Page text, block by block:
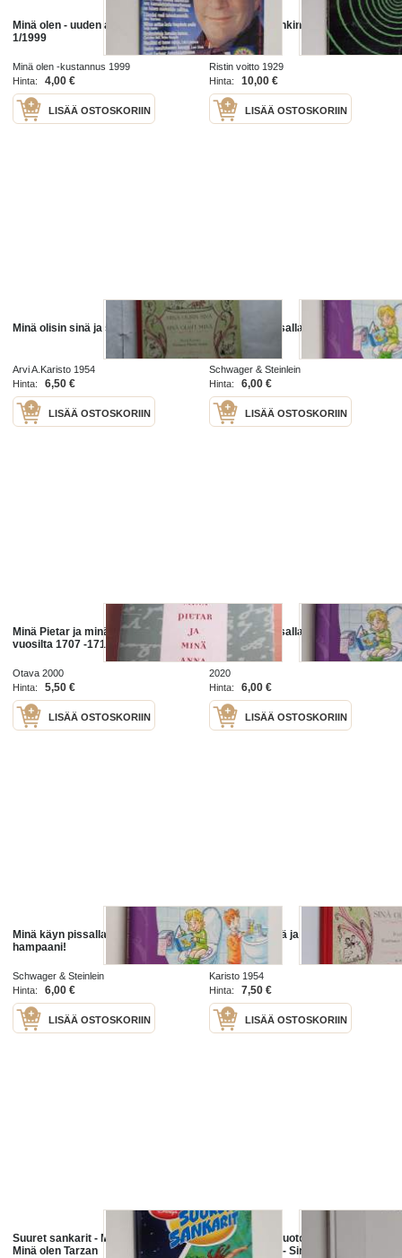
Minä olen - uuden aikakauden lehti
1/1999
Minä olen -kustannus 1999
Hinta:
4,00 €
LISÄÄ OSTOSKORIIN
Minä - - - kuitenkin nyt en minä
Ristin voitto 1929
Hinta:
10,00 €
LISÄÄ OSTOSKORIIN
Minä olisin sinä ja sinä olisit minä
Arvi A.Karisto 1954
Hinta:
6,50 €
LISÄÄ OSTOSKORIIN
Minä käyn pissalla! ; Minä pesen
hampaani!
Schwager & Steinlein
Hinta:
6,00 €
LISÄÄ OSTOSKORIIN
Minä Pietar ja minä Anna päiväkirja
vuosilta 1707 -1714
Otava 2000
Hinta:
5,50 €
LISÄÄ OSTOSKORIIN
Minä käyn pissalla! Minä pesen
hampaani!
2020
Hinta:
6,00 €
LISÄÄ OSTOSKORIIN
Minä käyn pissalla! ; Minä pesen
hampaani!
Schwager & Steinlein
Hinta:
6,00 €
LISÄÄ OSTOSKORIIN
Minä olisin sinä ja sinä olisit minä
Karisto 1954
Hinta:
7,50 €
LISÄÄ OSTOSKORIIN
Suuret sankarit - Minä olen Buzz -
Minä olen Tarzan
Sinä & minä muotokuvassa :
26.2.-8.5.2016 - Sinä ja minä